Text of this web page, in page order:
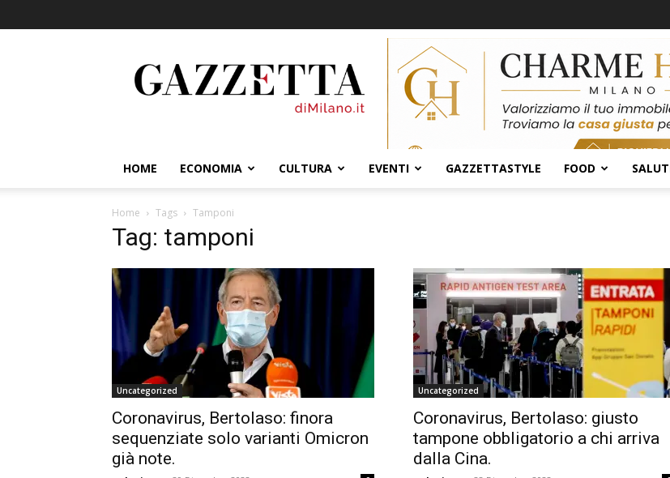
HOME ECONOMIA CULTURA EVENTI GAZZETTASTYLE FOOD
Home Tags Tamponi
Tag: tamponi
Uncategorized
Coronavirus, Bertolaso: finora
sequenziate solo varianti Omicron
già note.
Uncategorized
Coronavirus, Bertolaso: giusto
tampone obbligatorio a chi arriva
dalla Cina.